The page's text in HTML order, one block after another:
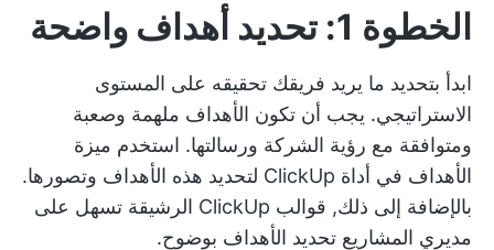
الخطوة 1: تحديد أهداف واضحة
ابدأ بتحديد ما يريد فريقك تحقيقه على المستوى
الاستراتيجي. يجب أن تكون الأهداف ملهمة وصعبة
ومتوافقة مع رؤية الشركة ورسالتها. استخدم ميزة
الأهداف في أداة ClickUp لتحديد هذه الأهداف وتصورها.
بالإضافة إلى ذلك, قوالب ClickUp الرشيقة
تسهل على
مديري المشاريع تحديد الأهداف بوضوح.